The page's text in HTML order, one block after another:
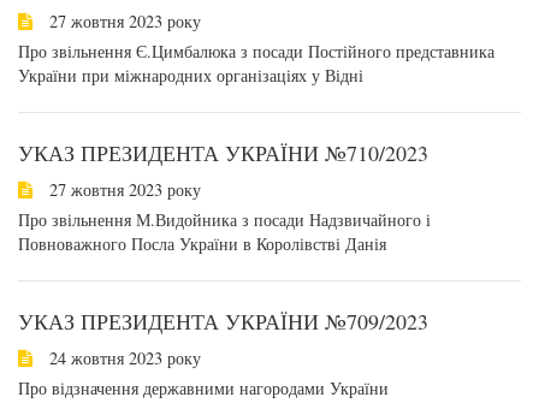
27 жовтня 2023 року
Про звільнення Є.Цимбалюка з посади Постійного представника
України при міжнародних організаціях у Відні
УКАЗ ПРЕЗИДЕНТА УКРАЇНИ №710/2023
27 жовтня 2023 року
Про звільнення М.Видойника з посади Надзвичайного і
Повноважного Посла України в Королівстві Данія
УКАЗ ПРЕЗИДЕНТА УКРАЇНИ №709/2023
24 жовтня 2023 року
Про відзначення державними нагородами України